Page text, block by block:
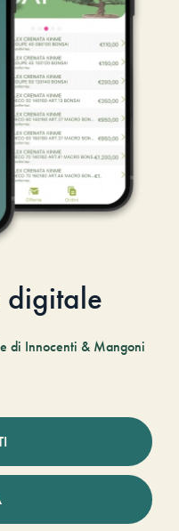
digitale
di Innocenti & Mangoni